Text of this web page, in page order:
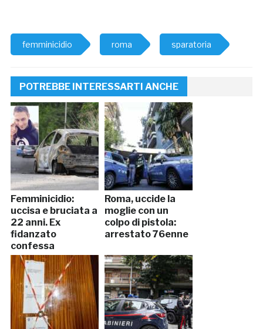
femminicidio roma sparatoria
POTREBBE INTERESSARTI ANCHE
Femminicidio:
uccisa e bruciata a
22 anni. Ex
fidanzato
confessa
Roma, uccide la
moglie con un
colpo di pistola:
arrestato 76enne